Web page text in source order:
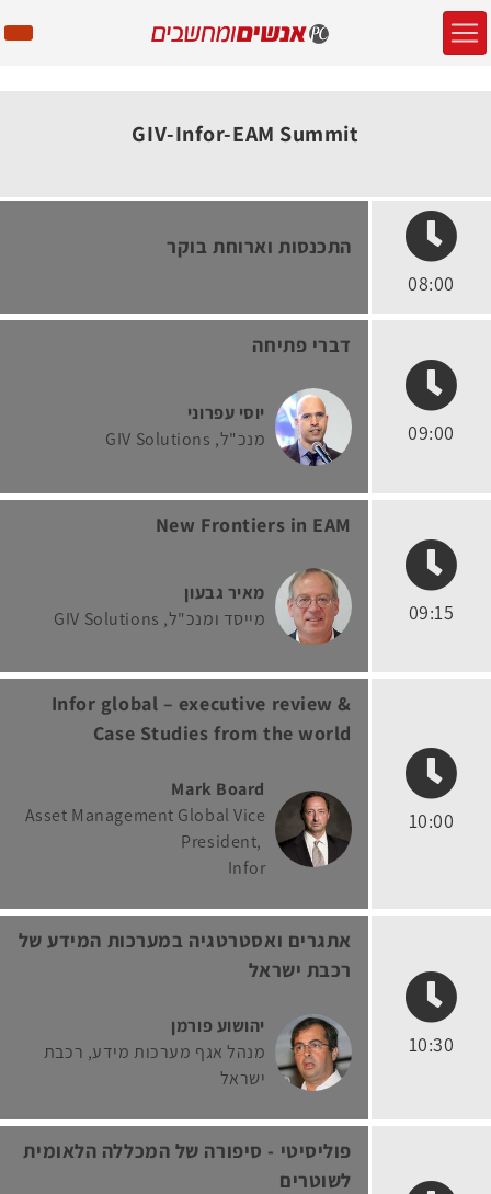
GIV-Infor-EAM Summit
08:00
התכנסות וארוחת בוקר
09:00
דברי פתיחה
יוסי עפרוני
מנכ"ל GIV Solutions
09:15
New Frontiers in EAM
מאיר גבעון
מייסד ומנכ"ל GIV Solutions
10:00
Infor global – executive review &
Case Studies from the world
Mark Board
Asset Management Global Vice
President
Infor
10:30
אתגרים ואסטרטגיה במערכות המידע של
רכבת ישראל
יהושוע פורמן
מנהל אגף מערכות מידע רכבת
ישראל
פוליסיטי - סיפורה של המכללה הלאומית
לשוטרים